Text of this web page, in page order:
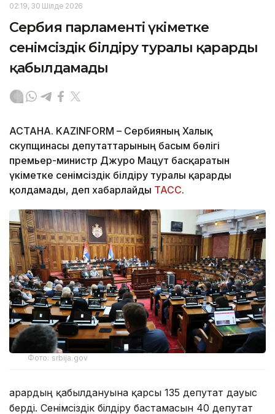
02:19, 30 Шілде 2026
Сербия парламенті үкіметке
сенімсіздік білдіру туралы қарарды
қабылдамады
АСТАНА. KAZINFORM – Сербияның Халық
скупщинасы депутаттарының басым бөлігі
премьер-министр Джуро Мацут басқаратын
үкіметке сенімсіздік білдіру туралы қарарды
қолдамады, деп хабарлайды ТАСС.
Фото: srbija.gov
Қарардың қабылдануына қарсы 135 депутат дауыс
берді. Сенімсіздік білдіру бастамасын 40 депутат